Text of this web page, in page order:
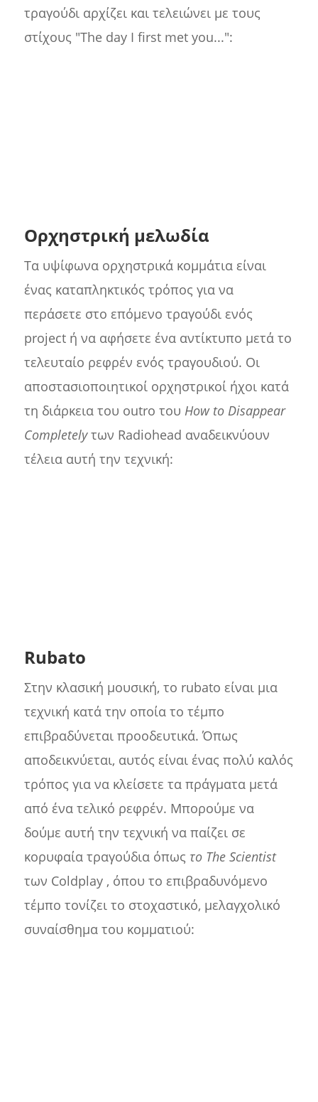
τραγούδι αρχίζει και τελειώνει με τους
στίχους "The day I first met you...":
Ορχηστρική μελωδία
Τα υψίφωνα ορχηστρικά κομμάτια είναι
ένας καταπληκτικός τρόπος για να
περάσετε στο επόμενο τραγούδι ενός
project ή να αφήσετε ένα αντίκτυπο μετά το
τελευταίο ρεφρέν ενός τραγουδιού. Οι
αποστασιοποιητικοί ορχηστρικοί ήχοι κατά
τη διάρκεια του outro του How to Disappear
Completelyτων Radiohead αναδεικνύουν
τέλεια αυτή την τεχνική:
Rubato
Στην κλασική μουσική, το rubato είναι μια
τεχνική κατά την οποία το τέμπο
επιβραδύνεται προοδευτικά. Όπως
αποδεικνύεται, αυτός είναι ένας πολύ καλός
τρόπος για να κλείσετε τα πράγματα μετά
από ένα τελικό ρεφρέν. Μπορούμε να
δούμε αυτή την τεχνική να παίζει σε
κορυφαία τραγούδια όπως το The Scientist
των Coldplay , όπου το επιβραδυνόμενο
τέμπο τονίζει το στοχαστικό, μελαγχολικό
συναίσθημα του κομματιού: